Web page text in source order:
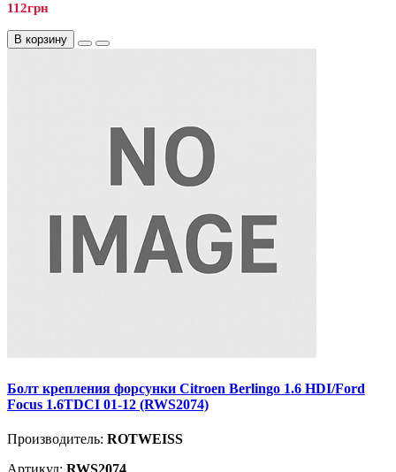
112грн
В корзину
Болт крепления форсунки Citroen Berlingo 1.6 HDI/Ford
Focus 1.6TDCI 01-12 (RWS2074)
Производитель: ROTWEISS
Артикул: RWS2074